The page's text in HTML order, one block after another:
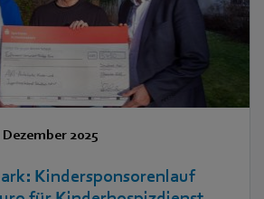
Dezember 2025
Kindersponsorenlauf